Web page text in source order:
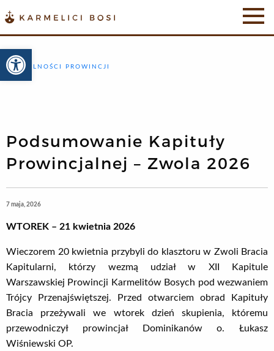
Otwórz pasek narzędzi
AKTUALNOŚCI PROWINCJI
Podsumowanie Kapituły
Prowincjalnej – Zwola 2026
7 maja, 2026
WTOREK – 21 kwietnia 2026
Wieczorem 20 kwietnia przybyli do klasztoru w Zwoli Bracia
Kapitularni, którzy wezmą udział w XII Kapitule
Warszawskiej Prowincji Karmelitów Bosych pod wezwaniem
Trójcy Przenajświętszej. Przed otwarciem obrad Kapituły
Bracia przeżywali we wtorek dzień skupienia, któremu
przewodniczył prowincjał Dominikanów o. Łukasz
Wiśniewski OP.